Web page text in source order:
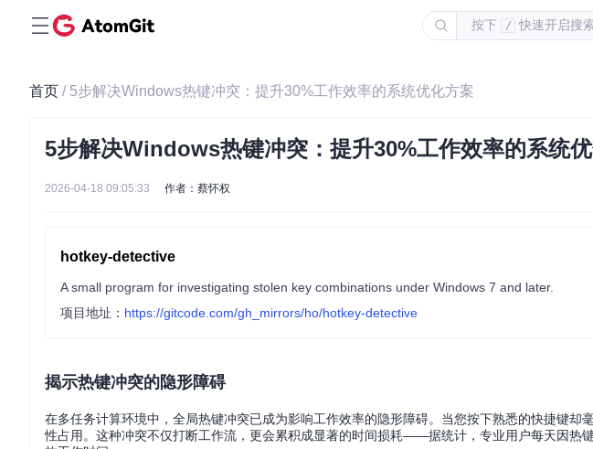
按下 / 快速开启搜
首页 / 5步解决Windows热键冲突：提升30%工作效率的系统优化方案
5步解决Windows热键冲突：提升30%工作效率的系统
2026-04-18 09:05:33 作者：蔡怀权
hotkey-detective
A small program for investigating stolen key combinations under Windows 7 and later.
项目地址： https://gitcode.com/gh_mirrors/ho/hotkey-detective
揭示热键冲突的隐形障碍
在多任务计算环境中，全局热键冲突已成为影响工作效率的隐形障碍。当您按下熟悉的快捷键却
性占用。这种冲突不仅打断工作流，更会累积成显著的时间损耗——据统计，专业用户每天因热